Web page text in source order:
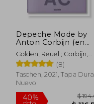
Depeche Mode by
Anton Corbijn (en
Inglés)
Golden, Reuel ; Corbijn,
Anton
(8)
Taschen, 2021, Tapa Dura,
Nuevo